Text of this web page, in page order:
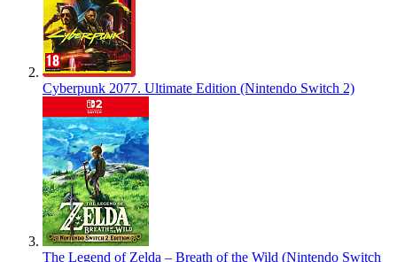
Cyberpunk 2077. Ultimate Edition (Nintendo Switch 2)
The Legend of Zelda – Breath of the Wild (Nintendo Switch